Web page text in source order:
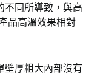
不同所導致，與高
品高溫效果相對
壁厚粗大內部沒有